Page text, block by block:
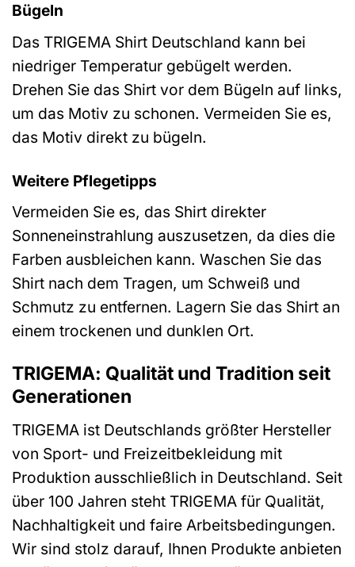
Bügeln
Das TRIGEMA Shirt Deutschland kann bei
niedriger Temperatur gebügelt werden.
Drehen Sie das Shirt vor dem Bügeln auf links,
um das Motiv zu schonen. Vermeiden Sie es,
das Motiv direkt zu bügeln.
Weitere Pflegetipps
Vermeiden Sie es, das Shirt direkter
Sonneneinstrahlung auszusetzen, da dies die
Farben ausbleichen kann. Waschen Sie das
Shirt nach dem Tragen, um Schweiß und
Schmutz zu entfernen. Lagern Sie das Shirt an
einem trockenen und dunklen Ort.
TRIGEMA: Qualität und Tradition seit
Generationen
TRIGEMA ist Deutschlands größter Hersteller
von Sport- und Freizeitbekleidung mit
Produktion ausschließlich in Deutschland. Seit
über 100 Jahren steht TRIGEMA für Qualität,
Nachhaltigkeit und faire Arbeitsbedingungen.
Wir sind stolz darauf, Ihnen Produkte anbieten